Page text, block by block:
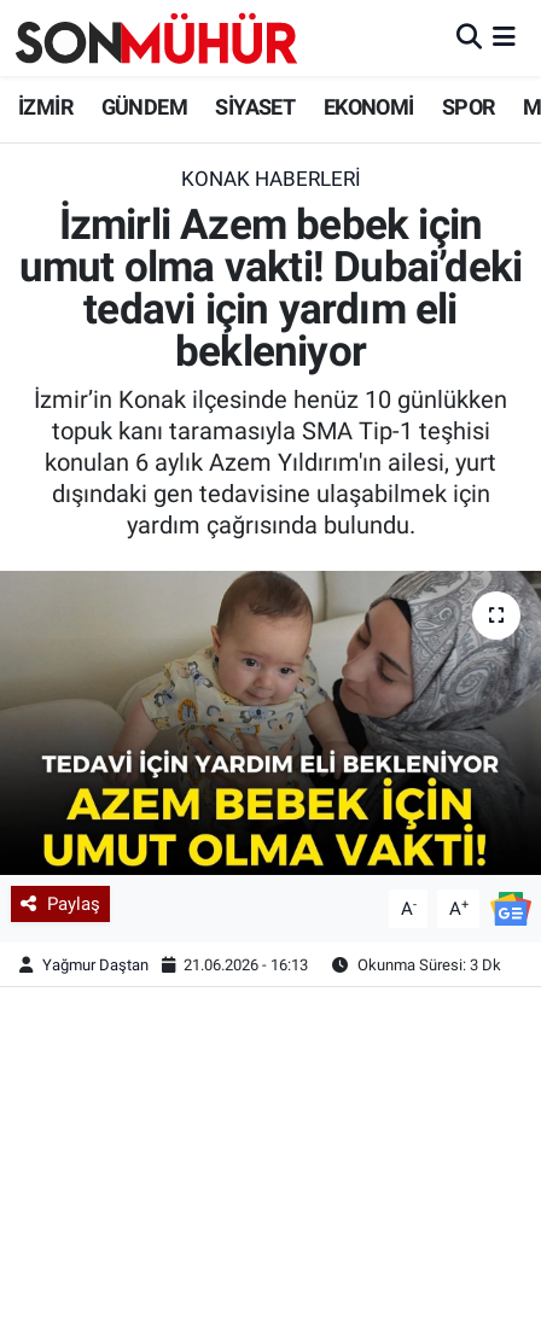
İZMİR GÜNDEM SİYASET EKONOMİ SPOR
KONAK HABERLERI
İzmirli Azem bebek için
umut olma vakti! Dubai’deki
tedavi için yardım eli
bekleniyor
İzmir’in Konak ilçesinde henüz 10 günlükken
topuk kanı taramasıyla SMA Tip-1 teşhisi
konulan 6 aylık Azem Yıldırım'ın ailesi, yurt
dışındaki gen tedavisine ulaşabilmek için
yardım çağrısında bulundu.
Paylaş A- A+
Yağmur Daştan 21.06.2026 - 16:13 Okunma Süresi: 3 Dk
İzmir Nöbetçi Eczaneler
İzmir Namaz Vakitleri
İzmir Trafik Yoğunluk Haritası
Süper Lig Puan Durumu ve Fikstür
Tüm Manşetler
Son Dakika Haberleri
Haber Arşivi